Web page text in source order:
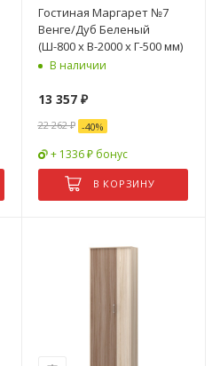
Гостиная Маргарет №7
Венге/Дуб Беленый
(Ш-800 x В-2000 x Г-500 мм)
В наличии
13 357₽
22 262₽ -40%
+ 1336 ₽ бонус
В КОРЗИНУ